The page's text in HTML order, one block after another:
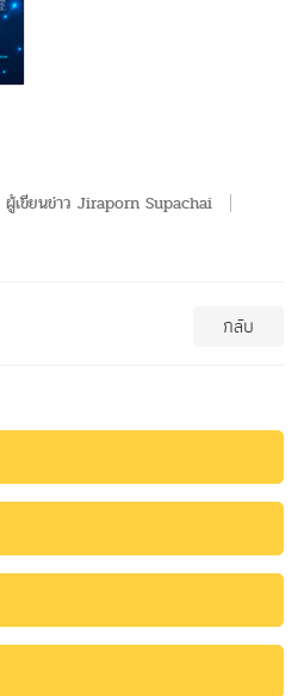
ผู้เขียนข่าว Jiraporn Supachai
กลับ